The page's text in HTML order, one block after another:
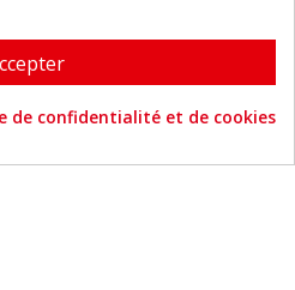
de confidentialité et de cookies